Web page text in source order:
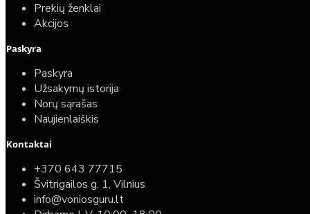
Komplektas: Tece potinkinis WC rėmas su baltu
mygtuku + Deante Peonia Rimless klozetas su
Prekių ženklai
Akcijos
Paskyra
Paskyra
Užsakymų istorija
Norų sąrašas
Naujienlaiškis
Kontaktai
+370 643 77715
Švitrigailos g. 1, Vilnius
info@voniosguru.lt